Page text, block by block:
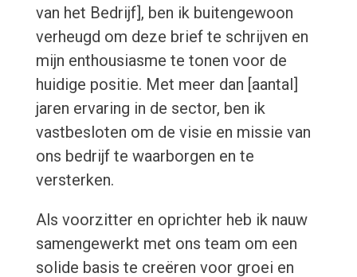
van het Bedrijf], ben ik buitengewoon
verheugd om deze brief te schrijven en
mijn enthousiasme te tonen voor de
huidige positie. Met meer dan [aantal]
jaren ervaring in de sector, ben ik
vastbesloten om de visie en missie van
ons bedrijf te waarborgen en te
versterken.
Als voorzitter en oprichter heb ik nauw
samengewerkt met ons team om een
solide basis te creëren voor groei en